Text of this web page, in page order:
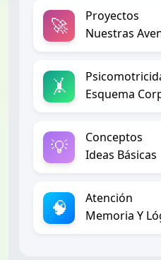
🚀
Proyectos
Nuestras
🤸
Esquema
💡
Conceptos
Ideas Básicas
🧠
Atención
Memoria Y